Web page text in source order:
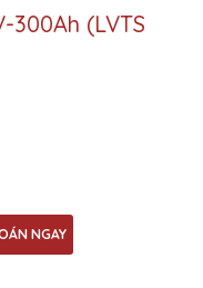
300Ah (LVTS
NGAY